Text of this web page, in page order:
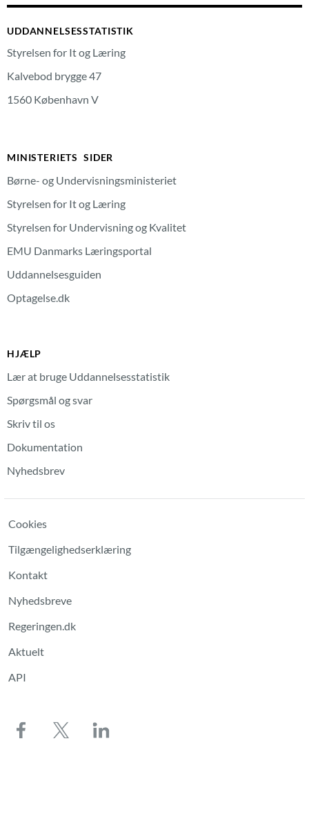
UDDANNELSESSTATISTIK
Styrelsen for It og Læring
Kalvebod brygge 47
1560 København V
MINISTERIETS SIDER
Børne- og Undervisningsministeriet
Styrelsen for It og Læring
Styrelsen for Undervisning og Kvalitet
EMU Danmarks Læringsportal
Uddannelsesguiden
Optagelse.dk
HJÆLP
Lær at bruge Uddannelsesstatistik
Spørgsmål og svar
Skriv til os
Dokumentation
Nyhedsbrev
Cookies
Tilgængelighedserklæring
Kontakt
Nyhedsbreve
Regeringen.dk
Aktuelt
API